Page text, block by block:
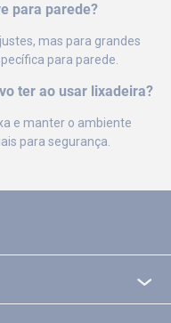
para parede?
mas para grandes
para parede.
ter ao usar lixadeira?
e manter o ambiente
para segurança.